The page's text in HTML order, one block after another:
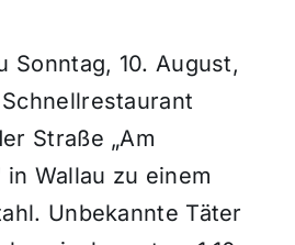
Sonntag, 10. August,
Straße „Am
in Wallau zu einem
Unbekannte Täter